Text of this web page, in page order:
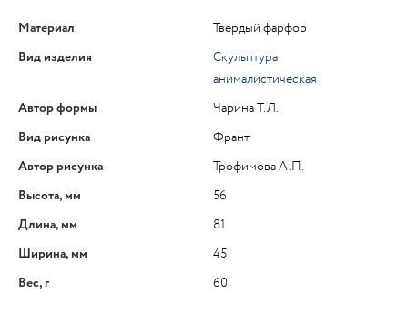
Материал
Твердый фарфор
Вид изделия
Скульптура
анималистическая
Автор формы
Чарина Т.Л.
Вид рисунка
Франт
Автор рисунка
Трофимова А.П.
Высота, мм
56
Длина, мм
81
Ширина, мм
45
Вес, г
60